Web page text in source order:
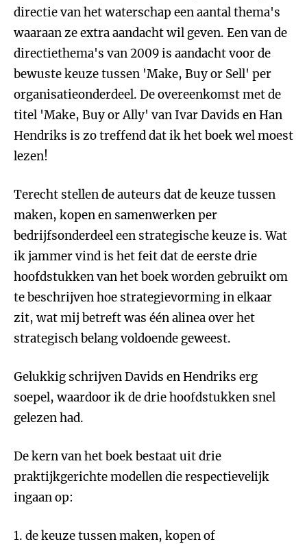
directie van het waterschap een aantal thema's
waaraan ze extra aandacht wil geven. Een van de
directiethema's van 2009 is aandacht voor de
bewuste keuze tussen 'Make, Buy or Sell' per
organisatieonderdeel. De overeenkomst met de
titel 'Make, Buy or Ally' van Ivar Davids en Han
Hendriks is zo treffend dat ik het boek wel moest
lezen!
Terecht stellen de auteurs dat de keuze tussen
maken, kopen en samenwerken per
bedrijfsonderdeel een strategische keuze is. Wat
ik jammer vind is het feit dat de eerste drie
hoofdstukken van het boek worden gebruikt om
te beschrijven hoe strategievorming in elkaar
zit, wat mij betreft was één alinea over het
strategisch belang voldoende geweest.
Gelukkig schrijven Davids en Hendriks erg
soepel, waardoor ik de drie hoofdstukken snel
gelezen had.
De kern van het boek bestaat uit drie
praktijkgerichte modellen die respectievelijk
ingaan op:
1. de keuze tussen maken, kopen of